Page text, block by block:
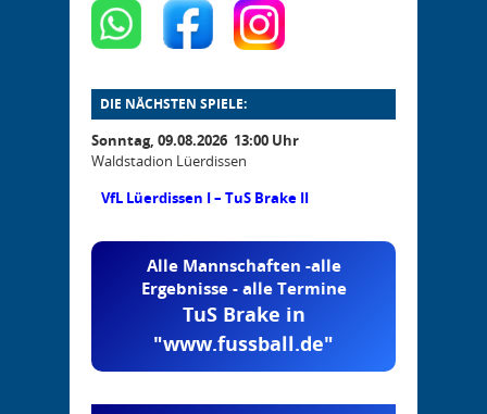
DIE NÄCHSTEN SPIELE:
Sonntag, 09.08.2026 13:00 Uhr
Waldstadion Lüerdissen
VfL Lüerdissen I – TuS Brake II
Alle Mannschaften -alle
Ergebnisse - alle Termine
TuS Brake in
"www.fussball.de"